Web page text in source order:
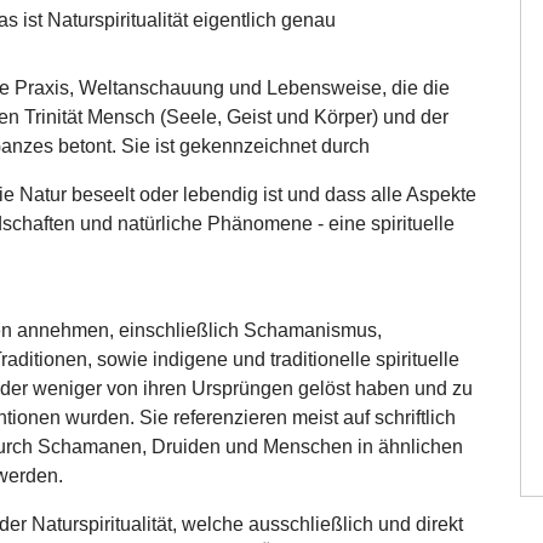
Praxis, Weltanschauung und Lebensweise, die die
Trinität Mensch (Seele, Geist und Körper) und der
betont. Sie ist gekennzeichnet durch
Natur beseelt oder lebendig ist und dass alle Aspekte
und natürliche Phänomene - eine spirituelle
annehmen, einschließlich Schamanismus,
sowie indigene und traditionelle spirituelle
weniger von ihren Ursprüngen gelöst haben und zu
wurden. Sie referenzieren meist auf schriftlich
Schamanen, Druiden und Menschen in ähnlichen
Naturspiritualität, welche ausschließlich und direkt